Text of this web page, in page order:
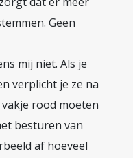
Geen
mij niet. Als je
verplicht je ze na
rood moeten
besturen van
af hoeveel